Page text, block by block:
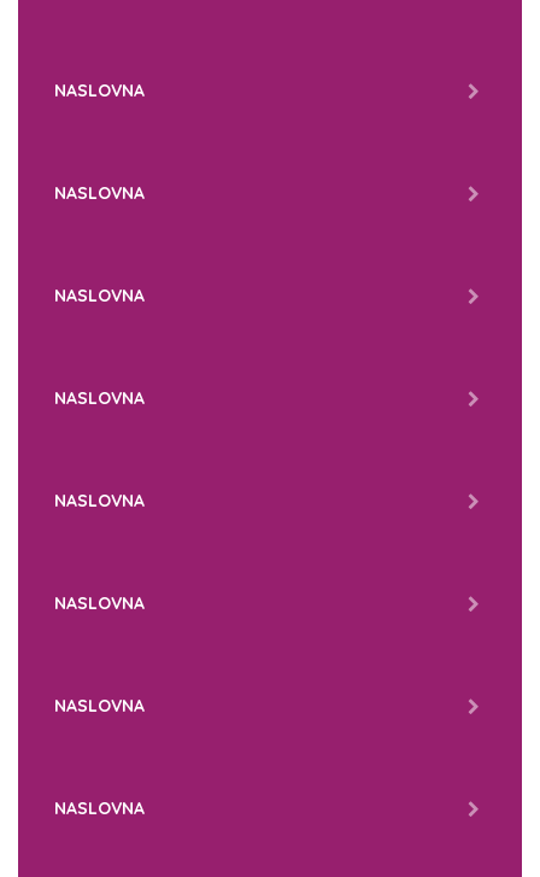
NASLOVNA
NASLOVNA
NASLOVNA
NASLOVNA
NASLOVNA
NASLOVNA
NASLOVNA
NASLOVNA